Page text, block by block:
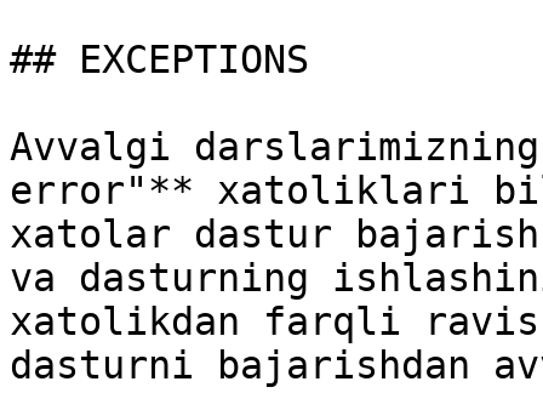
## EXCEPTIONS
Avvalgi
error"** xatoliklari
xatolar dastur
va dasturning
xatolikdan farqli
dasturni bajarishdan